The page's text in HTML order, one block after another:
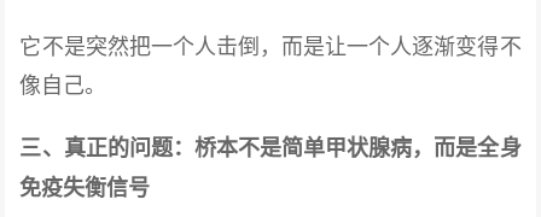
它不是突然把一个人击倒，而是让一个人逐渐变得不
像自己。
三、真正的问题：桥本不是简单甲状腺病，而是全身
免疫失衡信号